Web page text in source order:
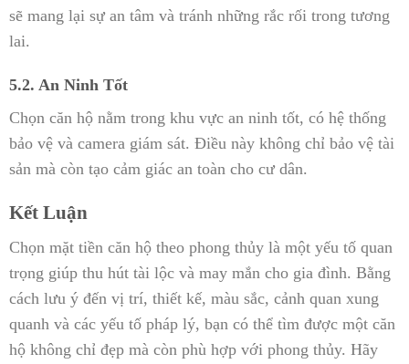
sẽ mang lại sự an tâm và tránh những rắc rối trong tương
lai.
5.2. An Ninh Tốt
Chọn căn hộ nằm trong khu vực an ninh tốt, có hệ thống
bảo vệ và camera giám sát. Điều này không chỉ bảo vệ tài
sản mà còn tạo cảm giác an toàn cho cư dân.
Kết Luận
Chọn mặt tiền căn hộ theo phong thủy là một yếu tố quan
trọng giúp thu hút tài lộc và may mắn cho gia đình. Bằng
cách lưu ý đến vị trí, thiết kế, màu sắc, cảnh quan xung
quanh và các yếu tố pháp lý, bạn có thể tìm được một căn
hộ không chỉ đẹp mà còn phù hợp với phong thủy. Hãy